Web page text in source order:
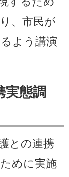
、市民が
よう講演
実態調
との連携
めに実施